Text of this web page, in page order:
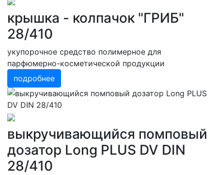
крышка - колпачок "ГРИБ"
28/410
укупорочное средство полимерное для
парфюмерно-косметической продукции
подробнее
выкручивающийся помповый
дозатор Long PLUS DV DIN
28/410